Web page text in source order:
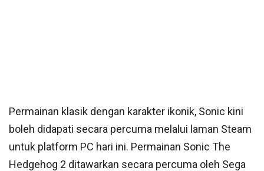
Permainan klasik dengan karakter ikonik, Sonic kini
boleh didapati secara percuma melalui laman Steam
untuk platform PC hari ini. Permainan Sonic The
Hedgehog 2 ditawarkan secara percuma oleh Sega